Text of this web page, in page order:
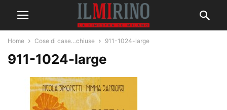
Home Cose di case…chiuse 911-1024-large
911-1024-large